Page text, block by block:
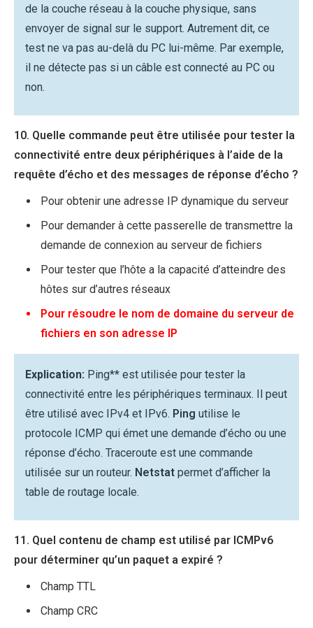
de la couche réseau à la couche physique, sans
envoyer de signal sur le support. Autrement dit, ce
test ne va pas au-delà du PC lui-même. Par exemple,
il ne détecte pas si un câble est connecté au PC ou
non.
10. Quelle commande peut être utilisée pour tester la
connectivité entre deux périphériques à l’aide de la
requête d’écho et des messages de réponse d’écho ?
Pour obtenir une adresse IP dynamique du serveur
Pour demander à cette passerelle de transmettre la
demande de connexion au serveur de fichiers
Pour tester que l’hôte a la capacité d’atteindre des
hôtes sur d’autres réseaux
Pour résoudre le nom de domaine du serveur de
fichiers en son adresse IP
Explication: Ping** est utilisée pour tester la
connectivité entre les périphériques terminaux. Il peut
être utilisé avec IPv4 et IPv6. Ping utilise le
protocole ICMP qui émet une demande d’écho ou une
réponse d’écho. Traceroute est une commande
utilisée sur un routeur. Netstat permet d’afficher la
table de routage locale.
11. Quel contenu de champ est utilisé par ICMPv6
pour déterminer qu’un paquet a expiré ?
Champ TTL
Champ CRC